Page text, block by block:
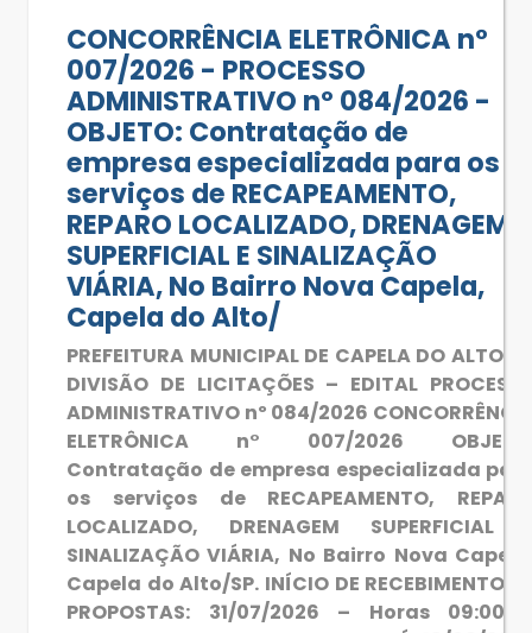
CONCORRÊNCIA ELETRÔNICA n°
007/2026 - PROCESSO
ADMINISTRATIVO nº 084/2026 -
OBJETO: Contratação de
empresa especializada para os
serviços de RECAPEAMENTO,
REPARO LOCALIZADO, DRENAGEM
SUPERFICIAL E SINALIZAÇÃO
VIÁRIA, No Bairro Nova Capela,
Capela do Alto/
PREFEITURA MUNICIPAL DE CAPELA DO ALTO/
DIVISÃO DE LICITAÇÕES – EDITAL
ADMINISTRATIVO nº 084/2026
ELETRÔNICA n° 007/2026
Contratação de empresa especializada
os serviços de RECAPEAMENTO,
LOCALIZADO, DRENAGEM SUPERFICIAL
SINALIZAÇÃO VIÁRIA, No Bairro Nova
Capela do Alto/SP. INÍCIO DE RECEBIMENTO
PROPOSTAS: 31/07/2026 – Horas